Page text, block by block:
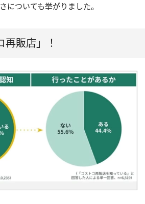
についても挙がりました。
販店」！